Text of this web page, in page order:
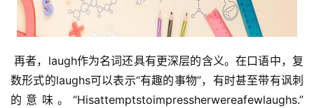
再者，laugh作为名词还具有更深层的含义。在口语中，复
数形式的laughs可以表示“有趣的事物”，有时甚至带有讽刺
的意味。“Hisattemptstoimpressherwereafewlaughs.”